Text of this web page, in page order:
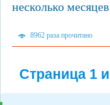
несколько
8962 раза прочитано
Страница 1